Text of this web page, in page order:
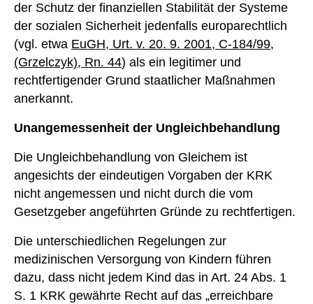
der Schutz der finanziellen Stabilität der Systeme
der sozialen Sicherheit jedenfalls europarechtlich
(vgl. etwa EuGH, Urt. v. 20. 9. 2001, C-184/99,
(Grzelczyk), Rn. 44) als ein legitimer und
rechtfertigender Grund staatlicher Maßnahmen
anerkannt.
Unangemessenheit der Ungleichbehandlung
Die Ungleichbehandlung von Gleichem ist
angesichts der eindeutigen Vorgaben der KRK
nicht angemessen und nicht durch die vom
Gesetzgeber angeführten Gründe zu rechtfertigen.
Die unterschiedlichen Regelungen zur
medizinischen Versorgung von Kindern führen
dazu, dass nicht jedem Kind das in Art. 24 Abs. 1
S. 1 KRK gewährte Recht auf das „erreichbare